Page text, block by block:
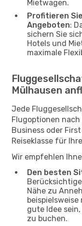
Mietwagen.
Profitieren
Angeboten:
sichern Sie
Hotels und
maximale
Mülhausen
Jede
Flugoptionen nach
Business oder
Reiseklasse für
Wir empfehlen
Den besten
Nähe zu
gute Idee
zu buchen.